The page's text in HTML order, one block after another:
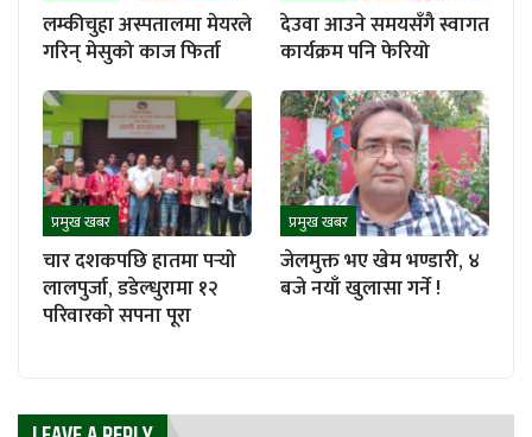
लम्कीचुहा अस्पतालमा मेयरले
गरिन् मेसुको काज फिर्ता
देउवा आउने समयसँगै स्वागत
कार्यक्रम पनि फेरियो
प्रमुख खबर
चार दशकपछि हातमा पर्‍यो
लालपुर्जा, डडेल्धुरामा १२
परिवारको सपना पूरा
प्रमुख खबर
जेलमुक्त भए खेम भण्डारी, ४
बजे नयाँ खुलासा गर्ने !